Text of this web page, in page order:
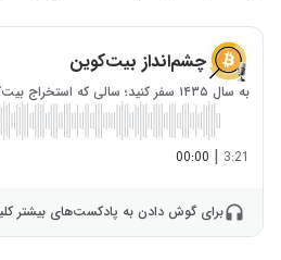
چشم‌انداز بیت‌کوین
به سال ۱۴۳۵ سفر کنید؛ سالی که استخراج بیت‌کوین به پایان می‌رسد!
3:21
|
00:00
برای گوش دادن به پادکست‌های بیشتر